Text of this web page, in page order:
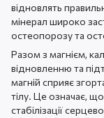
відновлять
мінерал широко
остеопорозу та
Разом з магнієм,
відновленню та
магній сприяє
тілу. Це означає,
стабілізації